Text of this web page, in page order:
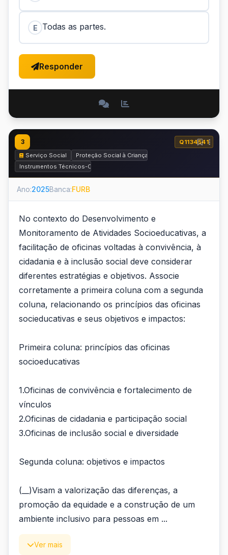
E Todas as partes.
Responder
3
Q1134541
Serviço Social
Proteção Social à Criança, ao Adolescente e à Família
Instrumentos Técnicos-Operativos do Serviço Social
Ano:2025Banca:FURB
No contexto do Desenvolvimento e
Monitoramento de Atividades Socioeducativas, a
facilitação de oficinas voltadas à convivência, à
cidadania e à inclusão social deve considerar
diferentes estratégias e objetivos. Associe
corretamente a primeira coluna com a segunda
coluna, relacionando os princípios das oficinas
socieducativas e seus objetivos e impactos:
Primeira coluna: princípios das oficinas
socioeducativas
1.Oficinas de convivência e fortalecimento de
vínculos
2.Oficinas de cidadania e participação social
3.Oficinas de inclusão social e diversidade
Segunda coluna: objetivos e impactos
(__)Visam a valorização das diferenças, a
promoção da equidade e a construção de um
ambiente inclusivo para pessoas em ...
Ver mais